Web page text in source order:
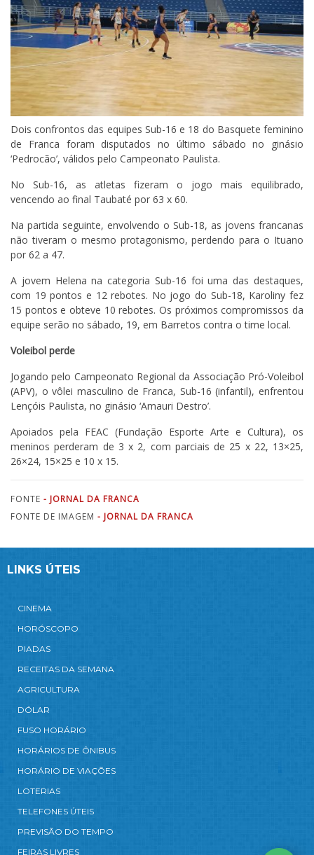
Dois confrontos das equipes Sub-16 e 18 do Basquete feminino
de Franca foram disputados no último sábado no ginásio
‘Pedrocão’, válidos pelo Campeonato Paulista.
No Sub-16, as atletas fizeram o jogo mais equilibrado,
vencendo ao final Taubaté por 63 x 60.
Na partida seguinte, envolvendo o Sub-18, as jovens francanas
não tiveram o mesmo protagonismo, perdendo para o Ituano
por 62 a 47.
A jovem Helena na categoria Sub-16 foi uma das destaques,
com 19 pontos e 12 rebotes. No jogo do Sub-18, Karoliny fez
15 pontos e obteve 10 rebotes. Os próximos compromissos da
equipe serão no sábado, 19, em Barretos contra o time local.
Voleibol perde
Jogando pelo Campeonato Regional da Associação Pró-Voleibol
(APV), o vôlei masculino de Franca, Sub-16 (infantil), enfrentou
Lençóis Paulista, no ginásio ‘Amauri Destro’.
Apoiados pela FEAC (Fundação Esporte Arte e Cultura), os
meninos perderam de 3 x 2, com parciais de 25 x 22, 13×25,
26×24, 15×25 e 10 x 15.
FONTE - JORNAL DA FRANCA
FONTE DE IMAGEM - JORNAL DA FRANCA
LINKS ÚTEIS
CINEMA
HORÓSCOPO
PIADAS
RECEITAS DA SEMANA
AGRICULTURA
DÓLAR
FUSO HORÁRIO
HORÁRIOS DE ÔNIBUS
HORÁRIO DE VIAÇÕES
LOTERIAS
TELEFONES ÚTEIS
PREVISÃO DO TEMPO
FEIRAS LIVRES